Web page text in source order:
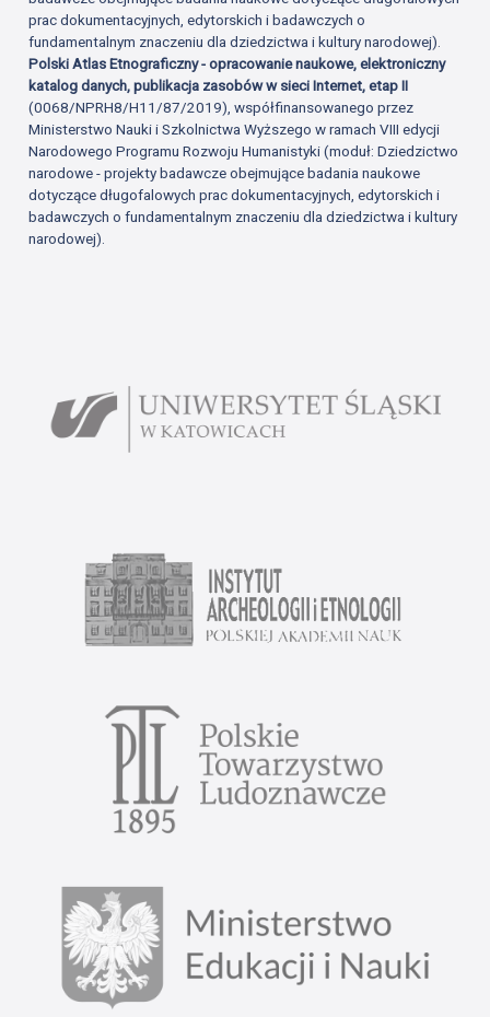
prac dokumentacyjnych, edytorskich i badawczych o
fundamentalnym znaczeniu dla dziedzictwa i kultury narodowej).
Polski Atlas Etnograficzny - opracowanie naukowe, elektroniczny
katalog danych, publikacja zasobów w sieci Internet, etap II
(0068/NPRH8/H11/87/2019), współfinansowanego przez
Ministerstwo Nauki i Szkolnictwa Wyższego w ramach VIII edycji
Narodowego Programu Rozwoju Humanistyki (moduł: Dziedzictwo
narodowe - projekty badawcze obejmujące badania naukowe
dotyczące długofalowych prac dokumentacyjnych, edytorskich i
badawczych o fundamentalnym znaczeniu dla dziedzictwa i kultury
narodowej).